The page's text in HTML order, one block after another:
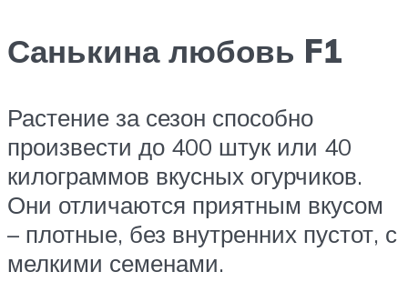
Санькина любовь F1
Растение за сезон способно
произвести до 400 штук или 40
килограммов вкусных огурчиков.
Они отличаются приятным вкусом
– плотные, без внутренних пустот, с
мелкими семенами.